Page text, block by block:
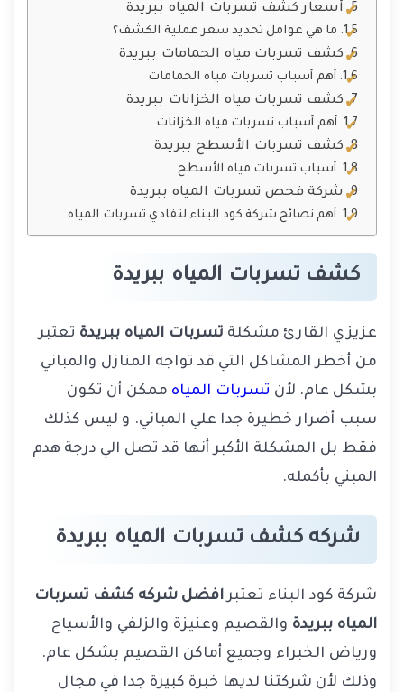
أسعار كشف تسربات المياه ببريدة
ما هي عوامل تحديد سعر عملية الكشف؟
كشف تسربات مياه الحمامات ببريدة
أهم أسباب تسربات مياه الحمامات
كشف تسربات مياه الخزانات ببريدة
أهم أسباب تسربات مياه الخزانات
كشف تسربات الأسطح ببريدة
أسباب تسربات مياه الأسطح
شركة فحص تسربات المياه ببريدة
أهم نصائح شركة كود البناء لتفادي تسربات المياه
كشف تسربات المياه ببريدة
عزيزي القارئ مشكلة تسربات المياه ببريدة تعتبر
من أخطر المشاكل التي قد تواجه المنازل والمباني
بشكل عام. لأن تسربات المياه ممكن أن تكون
سبب أضرار خطيرة جدا علي المباني. و ليس كذلك
فقط بل المشكلة الأكبر أنها قد تصل الي درجة هدم
المبني بأكمله.
شركه كشف تسربات المياه ببريدة
شركة كود البناء تعتبرافضل شركه كشف تسربات
المياه ببريدة والقصيم وعنيزة والزلفي والأسياح
ورياض الخبراء وجميع أماكن القصيم بشكل عام.
وذلك لأن شركتنا لديها خبرة كبيرة جدا في مجال